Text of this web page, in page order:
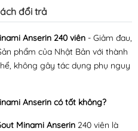
đổi trả
Anserin 240 viên - Giảm đau,
phẩm của Nhật Bản với thành
không gây tác dụng phụ nguy
Anserin có tốt không?
Minami Anserin 240 viên là